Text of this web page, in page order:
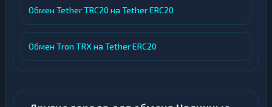
Обмен Tether TRC20 на Tether ERC20
Обмен Tron TRX на Tether ERC20